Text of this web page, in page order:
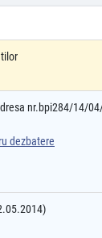
nr.bpi284/14/
dezbatere